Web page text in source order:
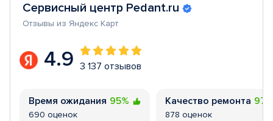
Сервисный центр Pedant.ru
Отзывы из Яндекс Карт
4.9 3 137 отзывов
Время ожидания 95%
690 оценок
Качество ремонта
878 оценок